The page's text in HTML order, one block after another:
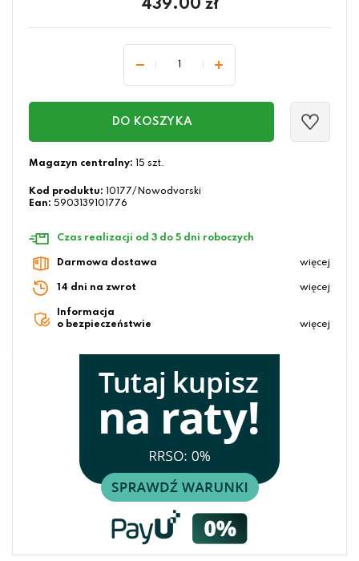
439.00 zł
DO KOSZYKA
Magazyn centralny: 15 szt.
Kod produktu:
10177/Nowodvorski
Ean: 5903139101776
Czas realizacji od 3 do 5 dni roboczych
Darmowa dostawa więcej
14 dni na zwrot więcej
Informacja
o bezpieczeństwie
więcej